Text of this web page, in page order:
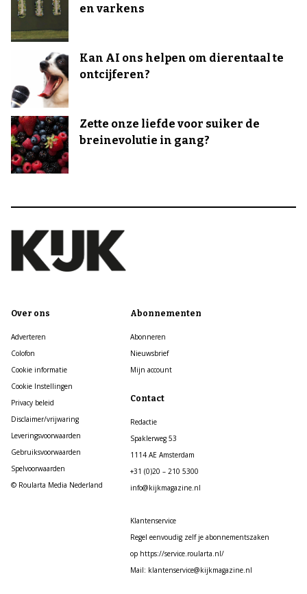
en varkens
Kan AI ons helpen om dierentaal te
ontcijferen?
Zette onze liefde voor suiker de
breinevolutie in gang?
Over ons
Adverteren
Colofon
Cookie informatie
Cookie Instellingen
Privacy beleid
Disclaimer/vrijwaring
Leveringsvoorwaarden
Gebruiksvoorwaarden
Spelvoorwaarden
© Roularta Media Nederland
Abonnementen
Abonneren
Nieuwsbrief
Mijn account
Contact
Redactie
Spaklerweg 53
1114 AE Amsterdam
+31 (0)20 – 210 5300
info@kijkmagazine.nl
Klantenservice
Regel eenvoudig zelf je abonnementszaken
op https://service.roularta.nl/
Mail: klantenservice@kijkmagazine.nl